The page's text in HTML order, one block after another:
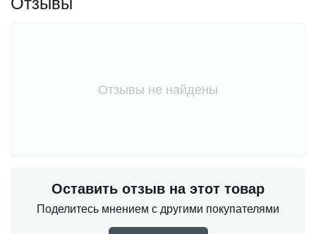
Отзывы не найдены
Оставить отзыв на этот товар
Поделитесь мнением с другими покупателями